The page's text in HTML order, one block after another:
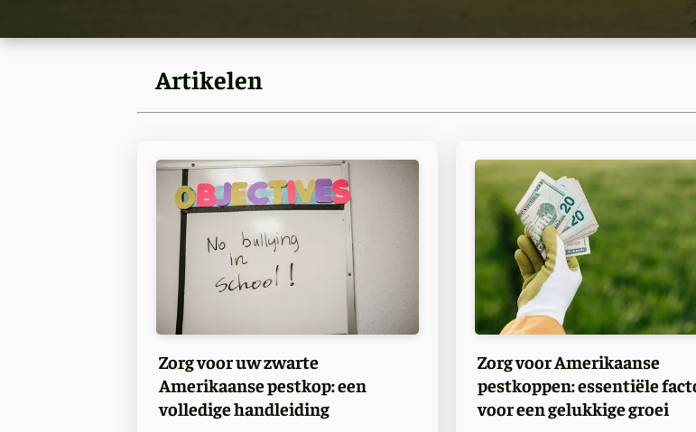
Artikelen
Zorg voor uw zwarte
Amerikaanse pestkop: een
volledige handleiding
Zorg voor Amerikaanse
pestkoppen: essentiële
voor een gelukkige groei